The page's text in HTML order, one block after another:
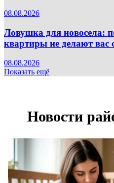
08.08.2026
Ловушка для новосела:
квартиры не делают вас
08.08.2026
Показать ещё